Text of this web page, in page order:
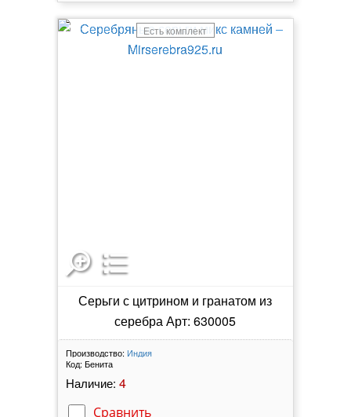
Есть комплект
Серьги с цитрином и гранатом из
серебра Арт: 630005
Производство: Индия
Код: Бенита
Наличие: 4
Сравнить